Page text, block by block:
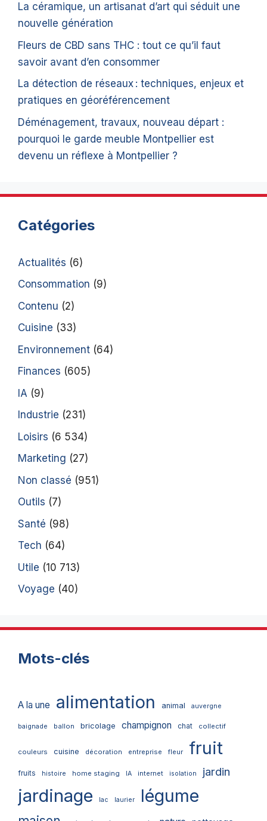
La céramique, un artisanat d’art qui séduit une
nouvelle génération
Fleurs de CBD sans THC : tout ce qu’il faut
savoir avant d’en consommer
La détection de réseaux : techniques, enjeux et
pratiques en géoréférencement
Déménagement, travaux, nouveau départ :
pourquoi le garde meuble Montpellier est
devenu un réflexe à Montpellier ?
Catégories
Actualités (6)
Consommation (9)
Contenu (2)
Cuisine (33)
Environnement (64)
Finances (605)
IA (9)
Industrie (231)
Loisirs (6 534)
Marketing (27)
Non classé (951)
Outils (7)
Santé (98)
Tech (64)
Utile (10 713)
Voyage (40)
Mots-clés
A la une alimentation animal auvergne
baignade ballon bricolage champignon chat collectif
couleurs cuisine décoration entreprise fleur fruit
fruits histoire home staging IA internet isolation jardin
jardinage lac laurier légume